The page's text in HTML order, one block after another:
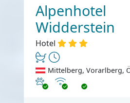
Alpenhotel
Widderstein
Hotel
Mittelberg, Vorarlberg,
Haustiere erlaubt
Internet